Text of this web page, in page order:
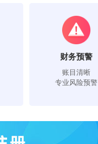
财务预警
账目清晰
专业风险预警